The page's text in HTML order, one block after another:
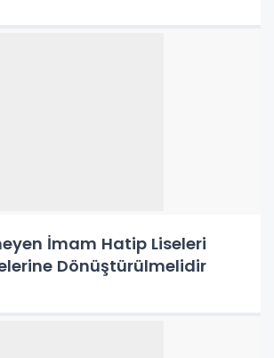
İmam Hatip Liseleri
Dönüştürülmelidir